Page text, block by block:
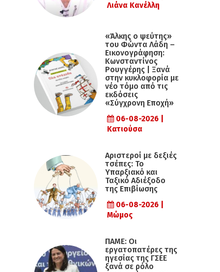
Λιάνα Κανέλλη
«Άλκης ο ψεύτης»
του Φώντα Λάδη –
Εικονογράφηση:
Κωνσταντίνος
Ρουγγέρης | Ξανά
στην κυκλοφορία με
νέο τόμο από τις
εκδόσεις
«Σύγχρονη Εποχή»
06-08-2026 |
Κατιούσα
Αριστεροί με δεξιές
τσέπες: Το
Υπαρξιακό και
Ταξικό Αδιέξοδο
της Επιβίωσης
06-08-2026 |
Μώμος
ΠΑΜΕ: Οι
εργατοπατέρες της
ηγεσίας της ΓΣΕΕ
ξανά σε ρόλο